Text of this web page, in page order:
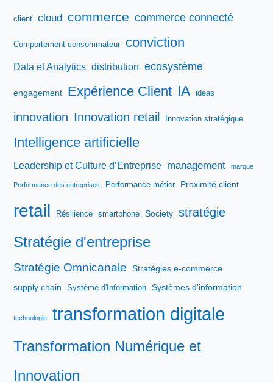
client cloud commerce commerce connecté
Comportement consommateur conviction
Data et Analytics distribution ecosystème
engagement Expérience Client IA ideas
innovation Innovation retail Innovation stratégique
Intelligence artificielle
Leadership et Culture d’Entreprise management marque
Performance des entreprises Performance métier Proximité client
retail Résilience smartphone Society stratégie
Stratégie d'entreprise
Stratégie Omnicanale
Stratégies e-commerce
supply chain
Système d'Information Systèmes d'information
technologie transformation digitale
Transformation Numérique et
Innovation